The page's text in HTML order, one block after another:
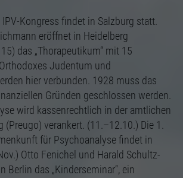
Kongress findet in Salzburg statt.
eröffnet in Heidelberg
das „Thorapeutikum“ mit 15
Judentum und
hier verbunden. 1928 muss das
Gründen geschlossen werden.
wird kassenrechtlich in der amtlichen
(Preugo) verankert. (11.–12.10.) Die 1.
für Psychoanalyse findet in
Otto Fenichel und Harald Schultz-
Berlin das „Kinderseminar“, ein